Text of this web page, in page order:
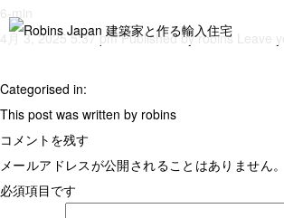
6-min
4月 3, 2025 5:37 pm Published byrobins Leave
Categorised in:
This post was written by robins
コメントを残す
メールアドレスが公開されることはありません。
必須項目です
ヨーロピアン
ヨーロピアン
ヨーロピアン
ヨーロピアン